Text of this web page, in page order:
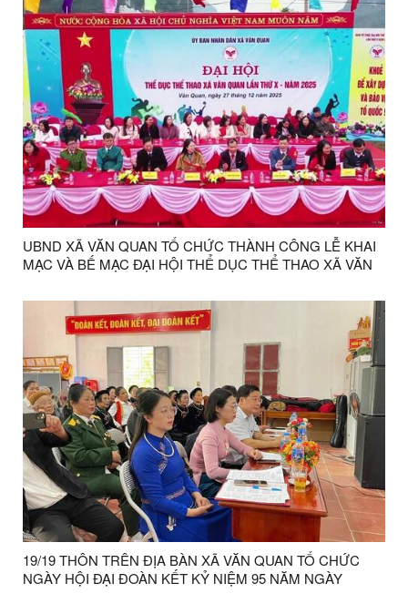
UBND XÃ VĂN QUAN TỔ CHỨC THÀNH CÔNG LỄ KHAI
MẠC VÀ BẾ MẠC ĐẠI HỘI THỂ DỤC THỂ THAO XÃ VĂN
19/19 THÔN TRÊN ĐỊA BÀN XÃ VĂN QUAN TỔ CHỨC
NGÀY HỘI ĐẠI ĐOÀN KẾT KỶ NIỆM 95 NĂM NGÀY